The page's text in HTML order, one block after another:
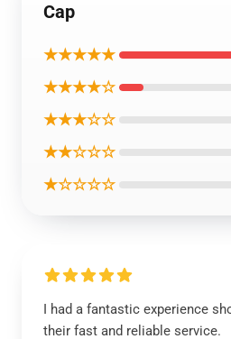
Cap
★★★★★
★★★★☆
★★★☆☆
★★☆☆☆
★☆☆☆☆
I had a fantastic experience
their fast and reliable service.